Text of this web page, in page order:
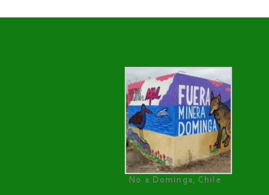
No a Dominga, Chile